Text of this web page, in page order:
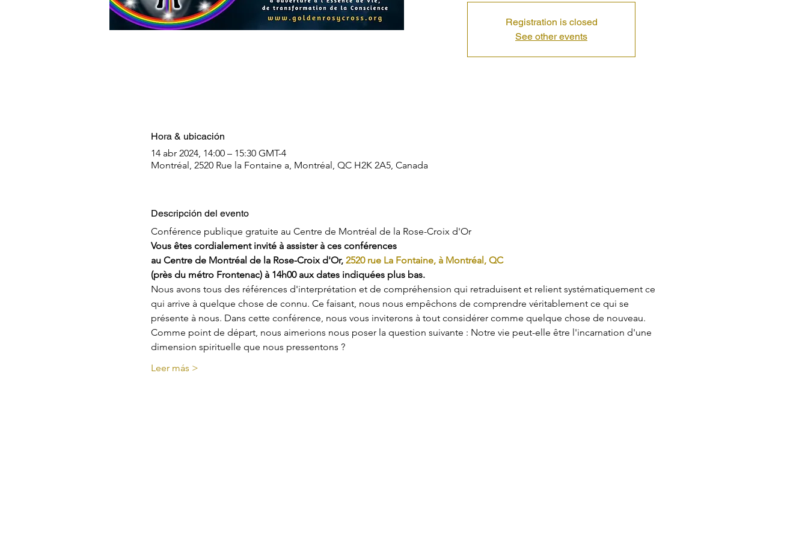
Registration is closed
See other events
Hora & ubicación
14 abr 2024, 14:00 – 15:30 GMT-4
Montréal, 2520 Rue la Fontaine a, Montréal, QC H2K 2A5, Canada
Descripción del evento
Conférence publique gratuite au Centre de Montréal de la Rose-Croix d'Or
Vous êtes cordialement invité à assister à ces conférences
au Centre de Montréal de la Rose-Croix d'Or, 2520 rue La Fontaine, à Montréal, QC
(près du métro Frontenac) à 14h00 aux dates indiquées plus bas.
Nous avons tous des références d'interprétation et de compréhension qui retraduisent et relient systématiquement ce
qui arrive à quelque chose de connu. Ce faisant, nous nous empêchons de comprendre véritablement ce qui se
présente à nous. Dans cette conférence, nous vous inviterons à tout considérer comme quelque chose de nouveau.
Comme point de départ, nous aimerions nous poser la question suivante : Notre vie peut-elle être l'incarnation d'une
dimension spirituelle que nous pressentons ?
Leer más >